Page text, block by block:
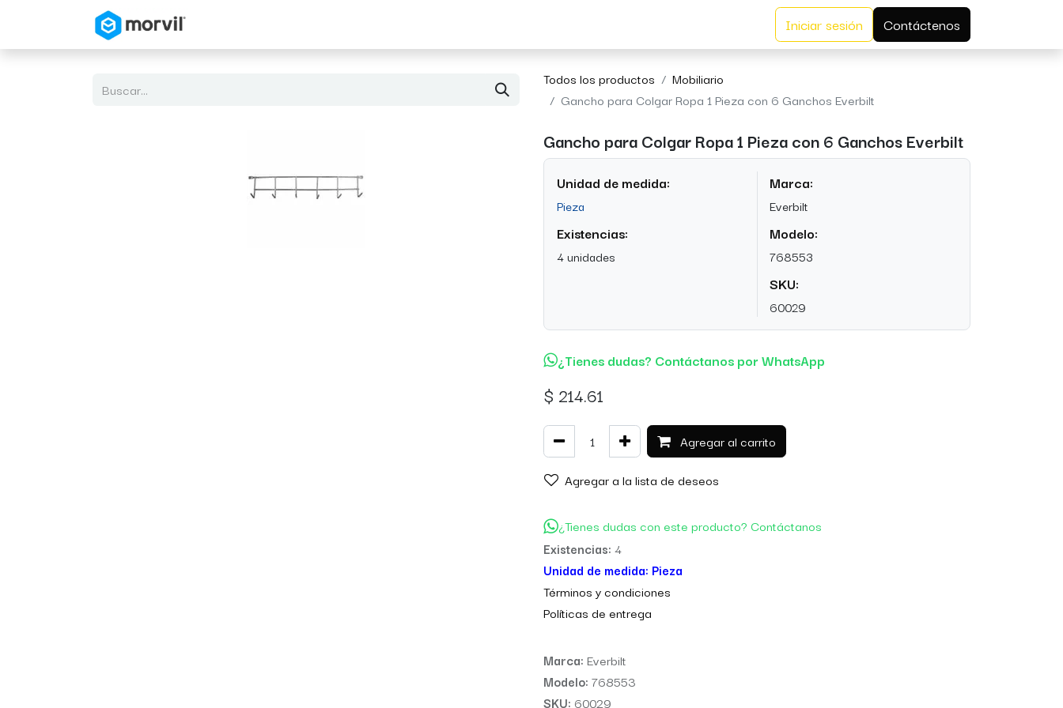
Iniciar sesión Contáctenos
Todos los productos
Mobiliario
Gancho para Colgar Ropa 1 Pieza con 6 Ganchos Everbilt
Gancho para Colgar Ropa 1 Pieza con 6 Ganchos Everbilt
Unidad de medida:
Pieza
Existencias:
4 unidades
Marca:
Everbilt
Modelo:
768553
SKU:
60029
¿Tienes dudas? Contáctanos por WhatsApp
$ 214.61
Agregar al carrito
Agregar a la lista de deseos
¿Tienes dudas con este producto? Contáctanos
Existencias: 4
Unidad de medida: Pieza
Términos y condiciones
Políticas de entrega
Marca: Everbilt
Modelo: 768553
SKU: 60029